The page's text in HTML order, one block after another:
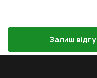
Залиш